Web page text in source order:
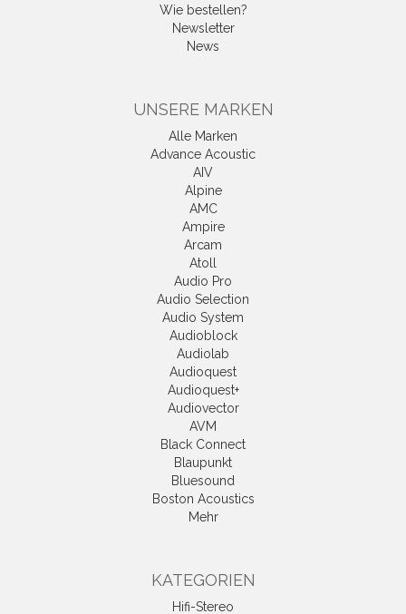
Wie bestellen?
Newsletter
News
UNSERE MARKEN
Alle Marken
Advance Acoustic
AIV
Alpine
AMC
Ampire
Arcam
Atoll
Audio Pro
Audio Selection
Audio System
Audioblock
Audiolab
Audioquest
Audioquest+
Audiovector
AVM
Black Connect
Blaupunkt
Bluesound
Boston Acoustics
Mehr
KATEGORIEN
Hifi-Stereo